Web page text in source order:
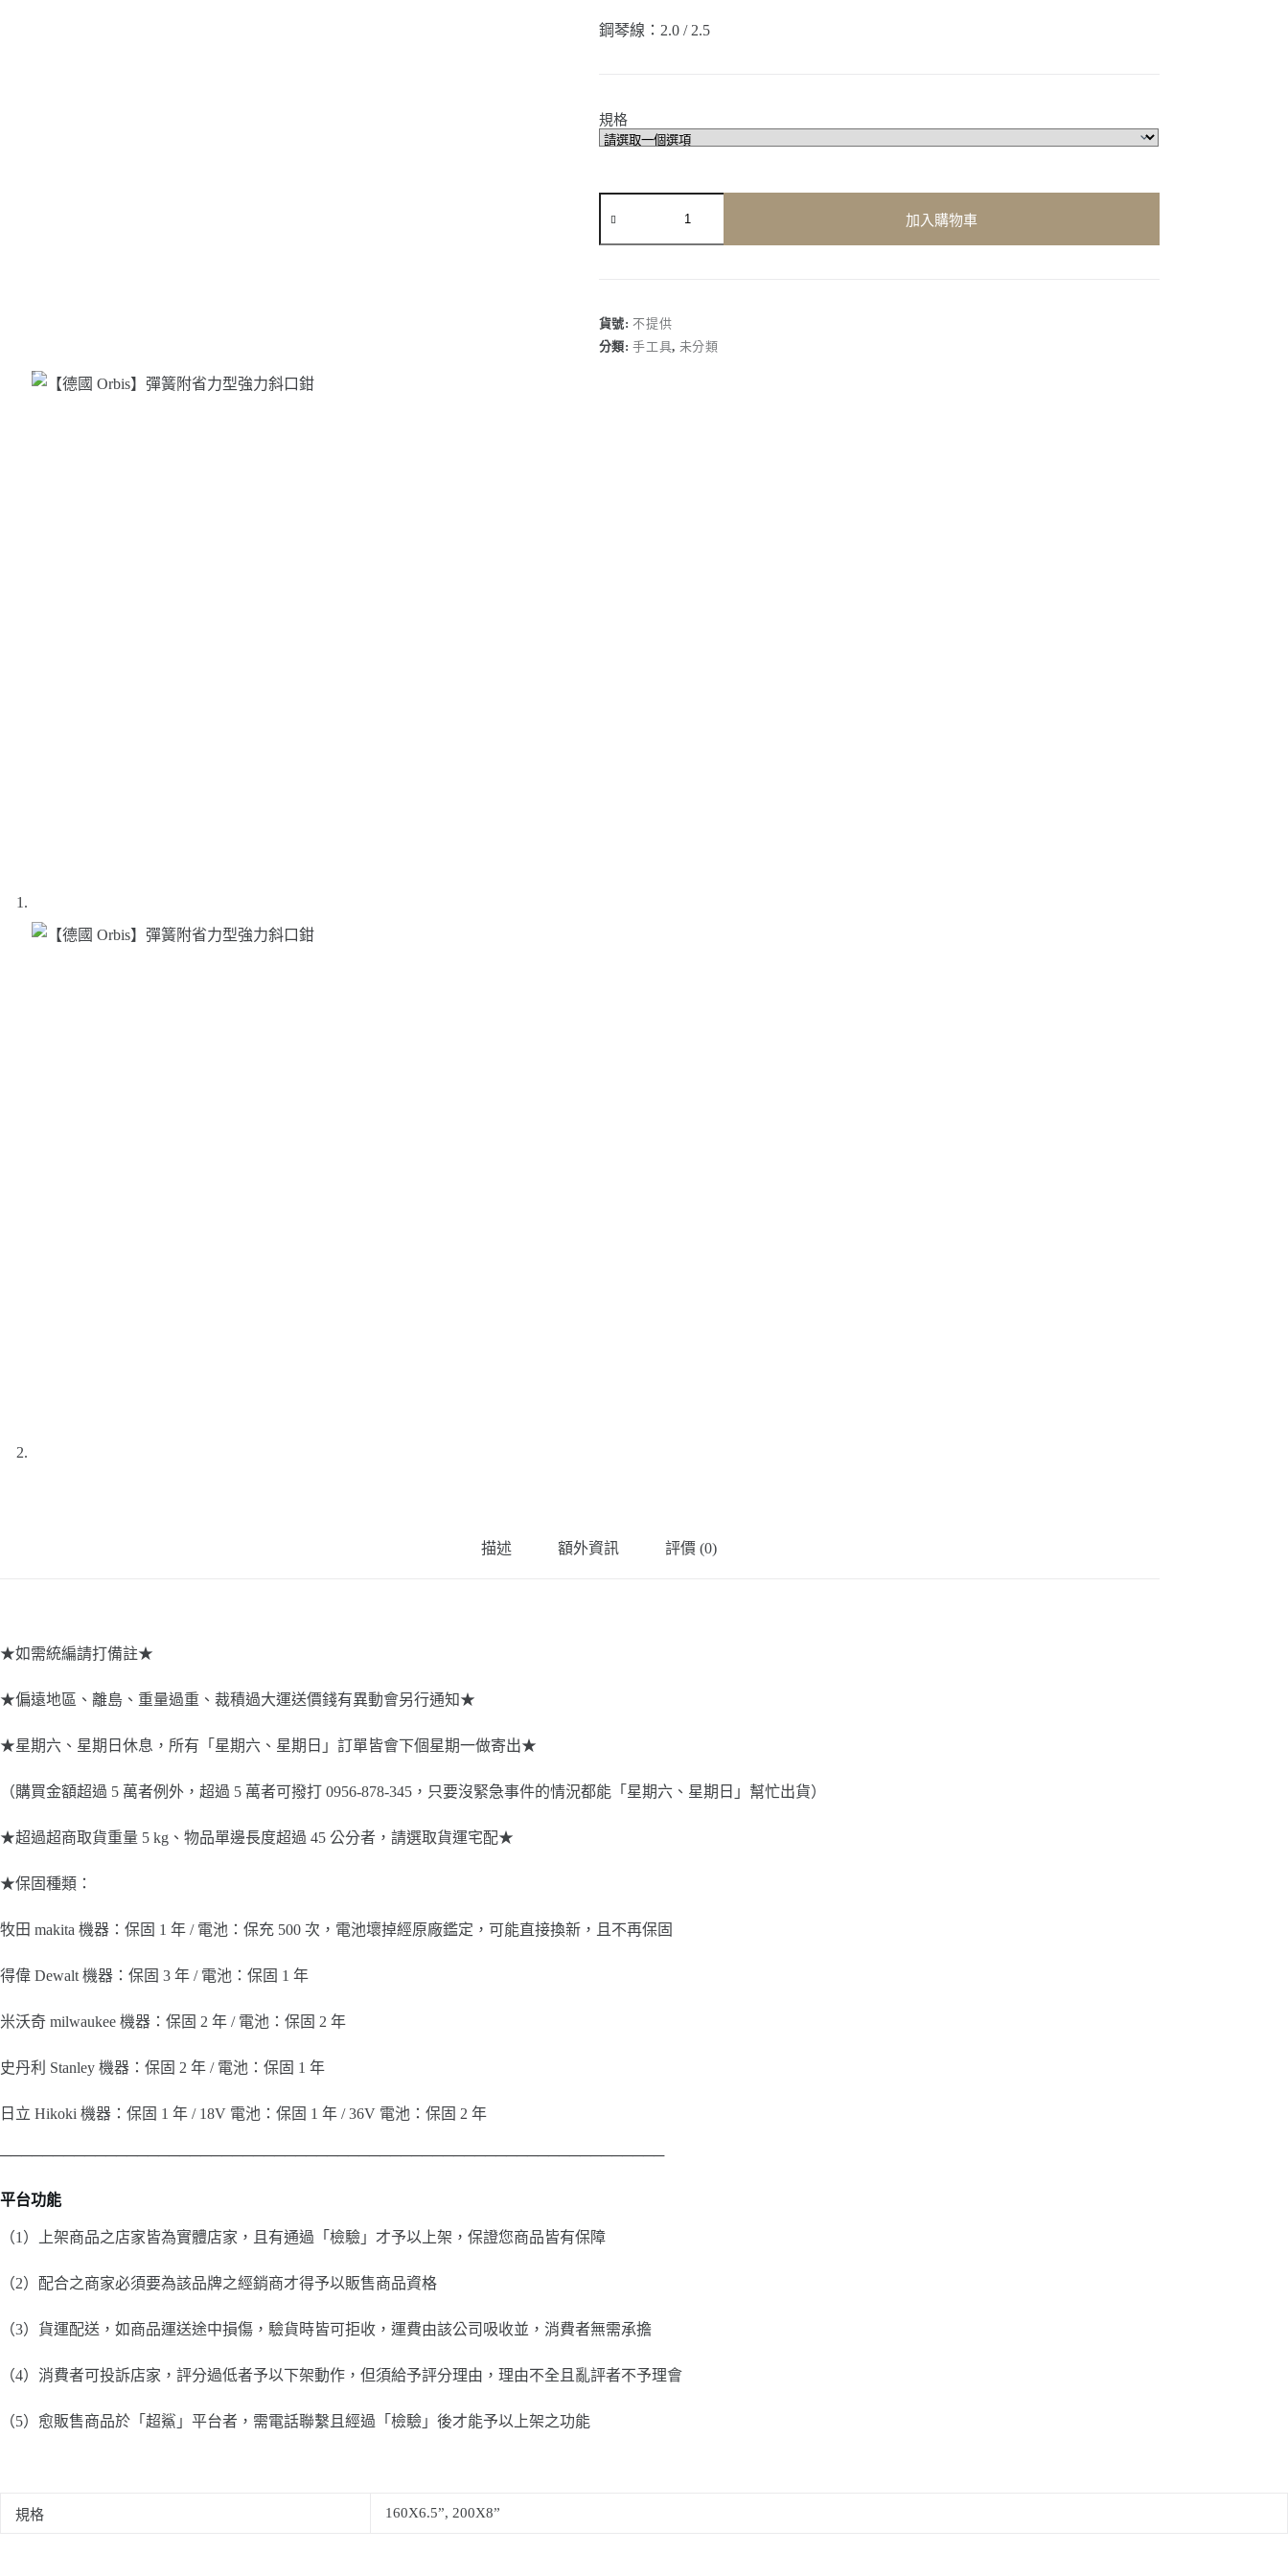
鋼琴線：2.0 / 2.5
規格
國
Orbis】
省
力
加入購物車
貨號:不提供
分類:手工具, 未分類
描述 額外資訊 評價 (0)
★如需統編請打備註★
★偏遠地區、離島、重量過重、裁積過大運送價錢有異動會另行通知★
★星期六、星期日休息，所有「星期六、星期日」訂單皆會下個星期一做寄出★
（購買金額超過 5 萬者例外，超過 5 萬者可撥打 0956-878-345，只要沒緊急事件的情況都能「星期六、星期日」幫忙出貨）
★超過超商取貨重量 5 kg、物品單邊長度超過 45 公分者，請選取貨運宅配★
★保固種類：
牧田 makita 機器：保固 1 年 / 電池：保充 500 次，電池壞掉經原廠鑑定，可能直接換新，且不再保固
得偉 Dewalt 機器：保固 3 年 / 電池：保固 1 年
米沃奇 milwaukee 機器：保固 2 年 / 電池：保固 2 年
史丹利 Stanley 機器：保固 2 年 / 電池：保固 1 年
日立 Hikoki 機器：保固 1 年 / 18V 電池：保固 1 年 / 36V 電池：保固 2 年
───────────────────────────────────────────────────────────────
平台功能
（1）上架商品之店家皆為實體店家，且有通過「檢驗」才予以上架，保證您商品皆有保障
（2）配合之商家必須要為該品牌之經銷商才得予以販售商品資格
（3）貨運配送，如商品運送途中損傷，驗貨時皆可拒收，運費由該公司吸收並，消費者無需承擔
（4）消費者可投訴店家，評分過低者予以下架動作，但須給予評分理由，理由不全且亂評者不予理會
（5）愈販售商品於「超鯊」平台者，需電話聯繫且經過「檢驗」後才能予以上架之功能
規格 160X6.5”, 200X8”